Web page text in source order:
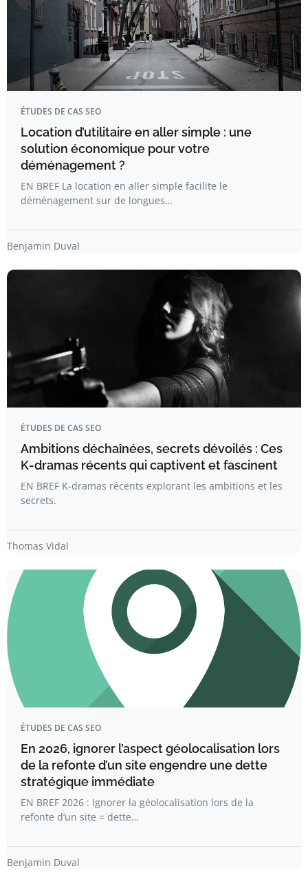
ÉTUDES DE CAS SEO
Location d’utilitaire en aller simple : une
solution économique pour votre
déménagement ?
EN BREF La location en aller simple facilite le
déménagement sur de longues…
Benjamin Duval
ÉTUDES DE CAS SEO
Ambitions déchaînées, secrets dévoilés : Ces
K-dramas récents qui captivent et fascinent
EN BREF K-dramas récents explorant les ambitions et les
secrets.
Thomas Vidal
ÉTUDES DE CAS SEO
En 2026, ignorer l’aspect géolocalisation lors
de la refonte d’un site engendre une dette
stratégique immédiate
EN BREF 2026 : Ignorer la géolocalisation lors de la
refonte d’un site = dette…
Benjamin Duval